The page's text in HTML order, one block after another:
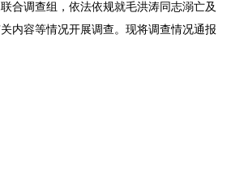
合调查组，依法依规就毛洪涛同志溺亡及
内容等情况开展调查。现将调查情况通报